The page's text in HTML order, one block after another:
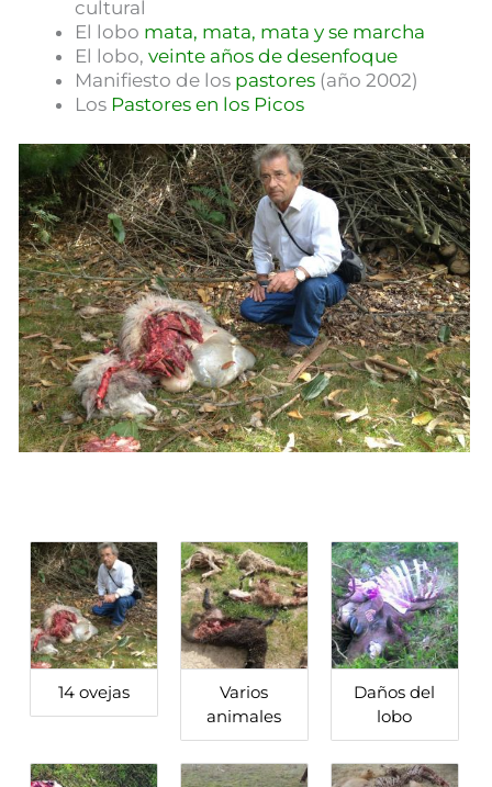
cultural
El lobo mata, mata, mata y se marcha
El lobo, veinte años de desenfoque
Manifiesto de los pastores (año 2002)
Los Pastores en los Picos
14 ovejas
Varios
animales
Daños del
lobo